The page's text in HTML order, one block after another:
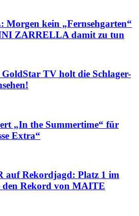
kein „Fernsehgarten“
ZARRELLA damit zu tun
TV holt die Schlager-
„In the Summertime“ für
Extra“
auf Rekordjagd: Platz 1 im
Rekord von MAITE